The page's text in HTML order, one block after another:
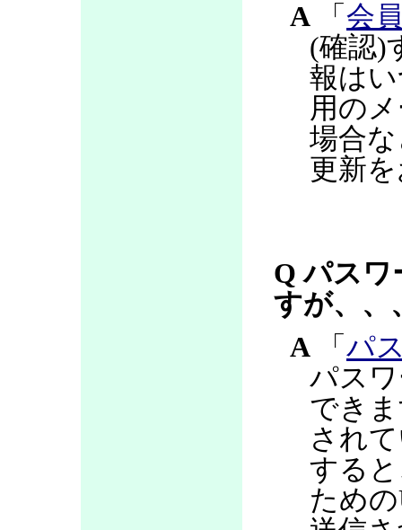
A 「 会
(確認)
報は
用の
場合
更新
Q パスワ
すが、、
A 「 パ
パス
でき
され
する
ため